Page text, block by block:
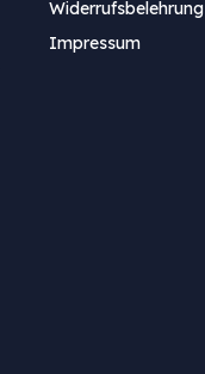
Widerrufsbelehrung
Impressum